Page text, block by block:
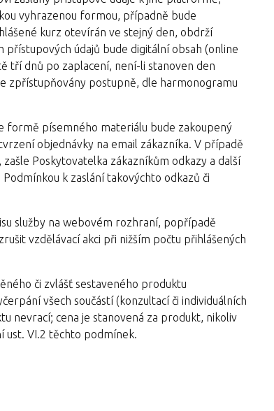
vyhrazenou formou, případně bude
kurz otevírán ve stejný den, obdrží
údajů bude digitální obsah (online
tří dnů po zaplacení, není-li stanoven den
zpřístupňovány postupně, dle harmonogramu
formě písemného materiálu bude zakoupený
objednávky na email zákazníka. V případě
Poskytovatelka zákazníkům odkazy a další
k zaslání takovýchto odkazů či
služby na webovém rozhraní, popřípadě
vzdělávací akci při nižším počtu přihlášených
či zvlášť sestaveného produktu
všech součástí (konzultací či individuálních
nevrací; cena je stanovená za produkt, nikoliv
ust. VI.2 těchto podmínek.